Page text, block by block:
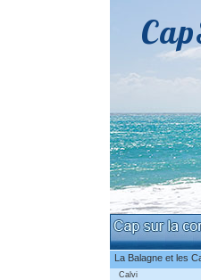
La Balagne et les
Calvi